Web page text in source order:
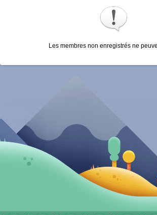
Les membres non enregistrés ne